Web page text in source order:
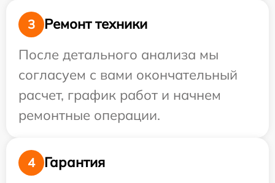
3
Ремонт техники
После детального анализа мы
согласуем с вами окончательный
расчет, график работ и начнем
ремонтные операции.
4
Гарантия